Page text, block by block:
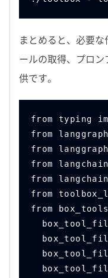
まとめると、必要
ールの取得、プロ
供です。
from typing
from
from
from
from
from
from